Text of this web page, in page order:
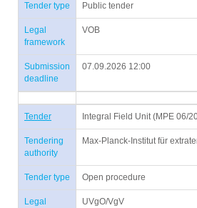
Tender type Public tender
Legal
framework
VOB
Submission
deadline
07.09.2026 12:00
Tender Integral Field Unit (MPE 06/
Tendering
authority
Max-Planck-Institut für
Tender type Open procedure
Legal
UVgO/VgV